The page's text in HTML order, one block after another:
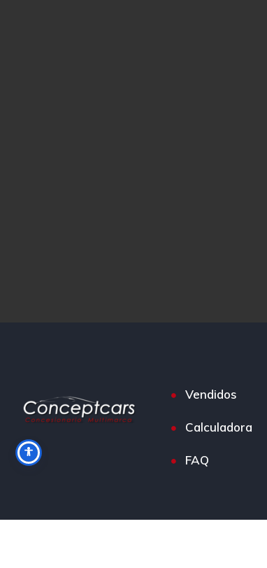
Vendidos
Calculadora
FAQ